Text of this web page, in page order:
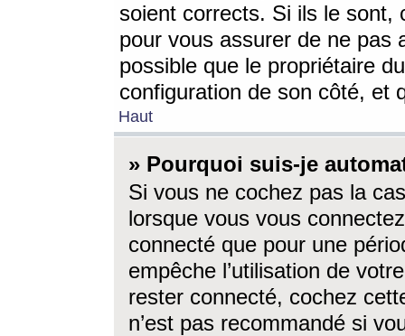
soient corrects. Si ils le sont,
pour vous assurer de ne pas
possible que le propriétaire
configuration de son côté, et
Haut
» Pourquoi suis-je
Si vous ne cochez pas la
lorsque vous vous
connecté que pour une
empêche l’utilisation de
rester connecté, cochez
n’est pas recommandé si